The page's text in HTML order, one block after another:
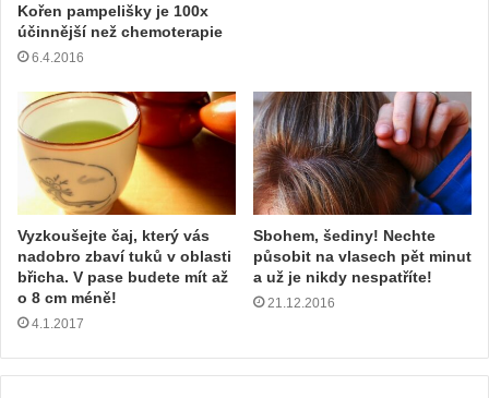
Kořen pampelišky je 100x
účinnější než chemoterapie
6.4.2016
Vyzkoušejte čaj, který vás
nadobro zbaví tuků v oblasti
břicha. V pase budete mít až
o 8 cm méně!
4.1.2017
Sbohem, šediny! Nechte
působit na vlasech pět minut
a už je nikdy nespatříte!
21.12.2016